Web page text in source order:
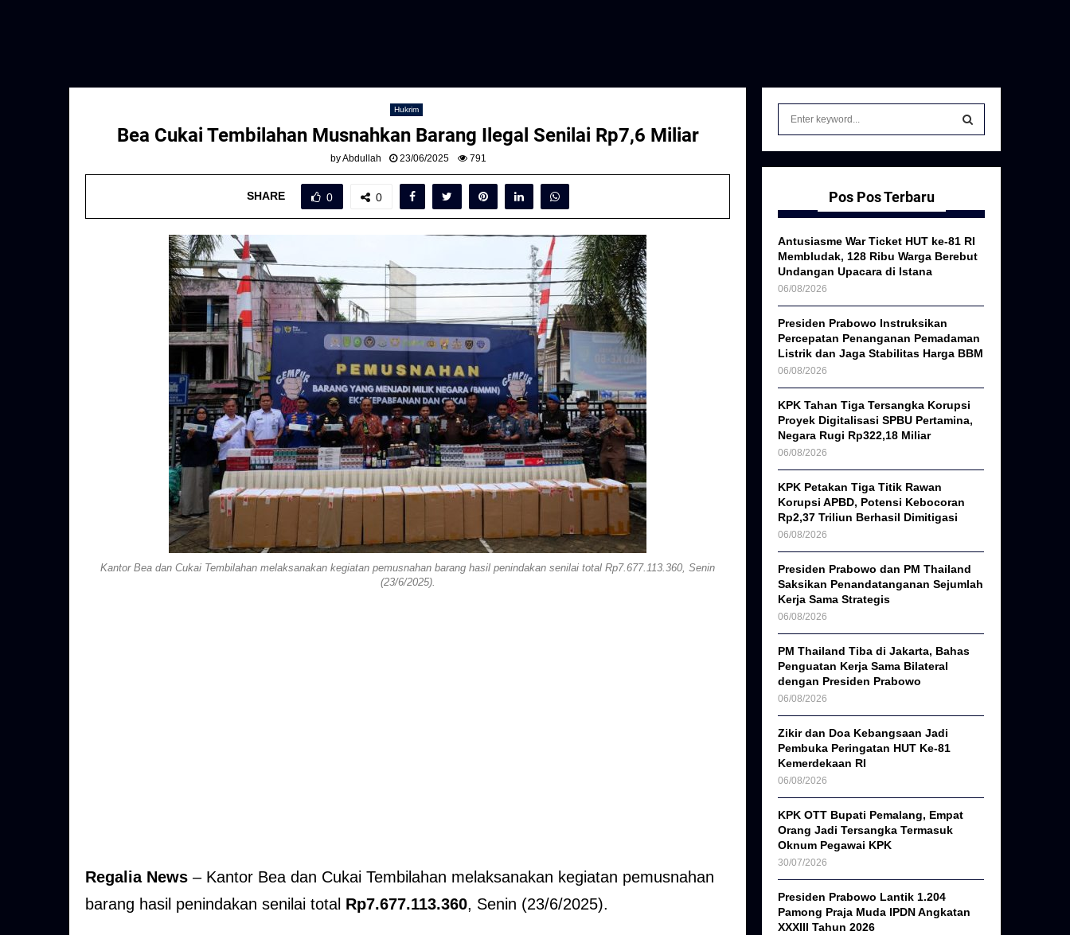
Hukrim
Bea Cukai Tembilahan Musnahkan Barang Ilegal Senilai Rp7,6 Miliar
byAbdullah 23/06/2025 791
SHARE 0 0
Kantor Bea dan Cukai Tembilahan melaksanakan kegiatan pemusnahan barang hasil penindakan senilai total Rp7.677.113.360, Senin
(23/6/2025).
Regalia News –Kantor Bea dan Cukai Tembilahan melaksanakan kegiatan pemusnahan
barang hasil penindakan senilai total Rp7.677.113.360, Senin (23/6/2025).
f
r
:
S
A
R
H
Pos Pos Terbaru
Antusiasme War Ticket HUT ke-81 RI
Membludak, 128 Ribu Warga Berebut
Undangan Upacara di Istana
06/08/2026
Presiden Prabowo Instruksikan
Percepatan Penanganan Pemadaman
Listrik dan Jaga Stabilitas Harga BBM
06/08/2026
KPK Tahan Tiga Tersangka Korupsi
Proyek Digitalisasi SPBU Pertamina,
Negara Rugi Rp322,18 Miliar
06/08/2026
KPK Petakan Tiga Titik Rawan
Korupsi APBD, Potensi Kebocoran
Rp2,37 Triliun Berhasil Dimitigasi
06/08/2026
Presiden Prabowo dan PM Thailand
Saksikan Penandatanganan Sejumlah
Kerja Sama Strategis
06/08/2026
PM Thailand Tiba di Jakarta, Bahas
Penguatan Kerja Sama Bilateral
dengan Presiden Prabowo
06/08/2026
Zikir dan Doa Kebangsaan Jadi
Pembuka Peringatan HUT Ke-81
Kemerdekaan RI
06/08/2026
KPK OTT Bupati Pemalang, Empat
Orang Jadi Tersangka Termasuk
Oknum Pegawai KPK
30/07/2026
Presiden Prabowo Lantik 1.204
Pamong Praja Muda IPDN Angkatan
XXXIII Tahun 2026